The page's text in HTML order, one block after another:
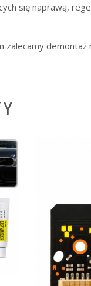
się naprawą,
zalecamy